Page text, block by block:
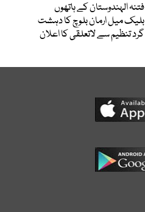
فتنہ الہندوستان کے ہاتھوں
بلیک میل ارمان بلوچ کا دہشت
گرد تنظیم سے لاتعلقی کا اعلان